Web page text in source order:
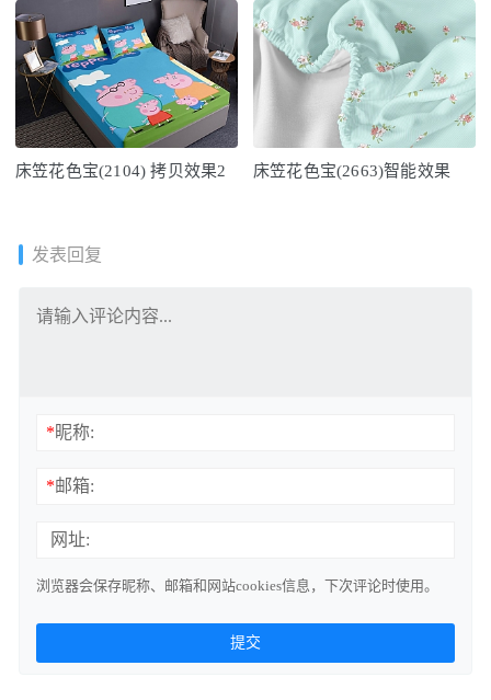
床笠花色宝(2104) 拷贝效果2 床笠花色宝(2663)智能效果
发表回复
*昵称:
*邮箱:
网址:
浏览器会保存昵称、邮箱和网站cookies信息，下次评论时使用。